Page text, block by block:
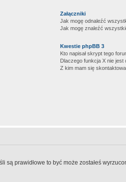
Załączniki
Jak mogę odnaleźć
Jak mogę znaleźć
Kwestie phpBB 3
Kto napisał skrypt tego
Dlaczego funkcja X nie jest
Z kim mam się
prawidłowe to być może zostałeś